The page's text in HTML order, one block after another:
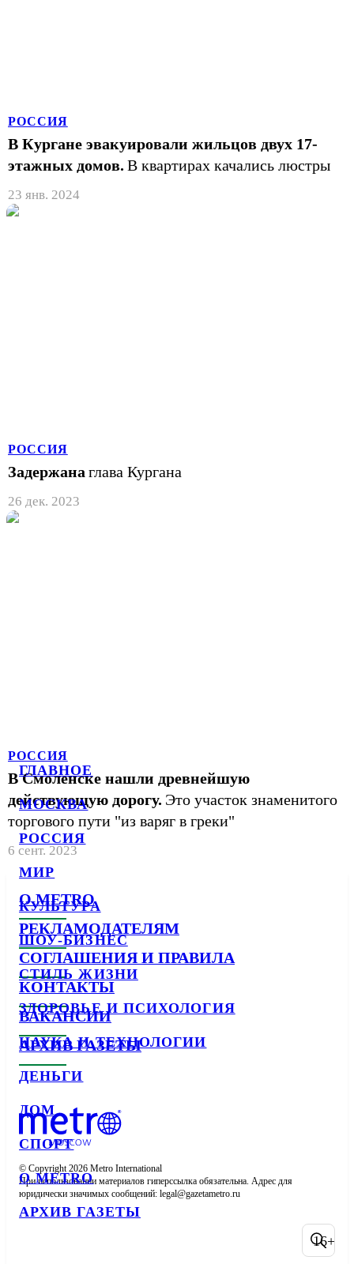
ГЛАВНОЕ
МОСКВА
РОССИЯ
МИР
КУЛЬТУРА
ШОУ-БИЗНЕС
СТИЛЬ ЖИЗНИ
ЗДОРОВЬЕ И ПСИХОЛОГИЯ
НАУКА И ТЕХНОЛОГИИ
ДЕНЬГИ
ДОМ
СПОРТ
О METRO
АРХИВ ГАЗЕТЫ
РОССИЯ
В Кургане эвакуировали жильцов двух 17-
этажных домов. В квартирах качались люстры
23 янв. 2024
РОССИЯ
Задержана глава Кургана
26 дек. 2023
РОССИЯ
В Смоленске нашли древнейшую
действующую дорогу. Это участок знаменитого
торгового пути "из варяг в греки"
6 сент. 2023
О METRO
РЕКЛАМОДАТЕЛЯМ
СОГЛАШЕНИЯ И ПРАВИЛА
КОНТАКТЫ
ВАКАНСИИ
АРХИВ ГАЗЕТЫ
© Copyright 2026 Metro International
При использовании материалов гиперссылка обязательна. Адрес для
юридически значимых сообщений:
16+